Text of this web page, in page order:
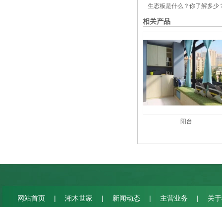
生态板是什么？你了解多少
相关产品
阳台
网站首页 | 湘木世家 | 新闻动态 | 主营业务 | 关